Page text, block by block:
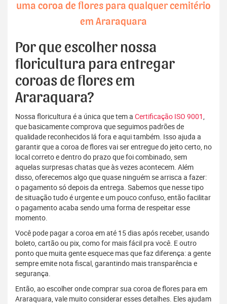
uma coroa de flores para qualquer cemitério
em Araraquara
Por que escolher nossa
floricultura para entregar
coroas de flores em
Araraquara?
Nossa floricultura é a única que tem a Certificação ISO 9001,
que basicamente comprova que seguimos padrões de
qualidade reconhecidos lá fora e aqui também. Isso ajuda a
garantir que a coroa de flores vai ser entregue do jeito certo, no
local correto e dentro do prazo que foi combinado, sem
aquelas surpresas chatas que às vezes acontecem. Além
disso, oferecemos algo que quase ninguém se arrisca a fazer:
o pagamento só depois da entrega. Sabemos que nesse tipo
de situação tudo é urgente e um pouco confuso, então facilitar
o pagamento acaba sendo uma forma de respeitar esse
momento.
Você pode pagar a coroa em até 15 dias após receber, usando
boleto, cartão ou pix, como for mais fácil pra você. E outro
ponto que muita gente esquece mas que faz diferença: a gente
sempre emite nota fiscal, garantindo mais transparência e
segurança.
Então, ao escolher onde comprar sua coroa de flores para em
Araraquara, vale muito considerar esses detalhes. Eles ajudam